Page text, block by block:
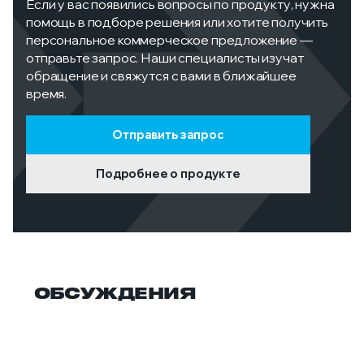
Если у вас появились вопросы по продукту, нужна
помощь в подборе решения или хотите получить
персональное коммерческое предложение —
отправьте запрос. Наши специалисты изучат
обращение и свяжутся с вами в ближайшее
время.
Отправить запрос
Подробнее о продукте
ОБСУЖДЕНИЯ